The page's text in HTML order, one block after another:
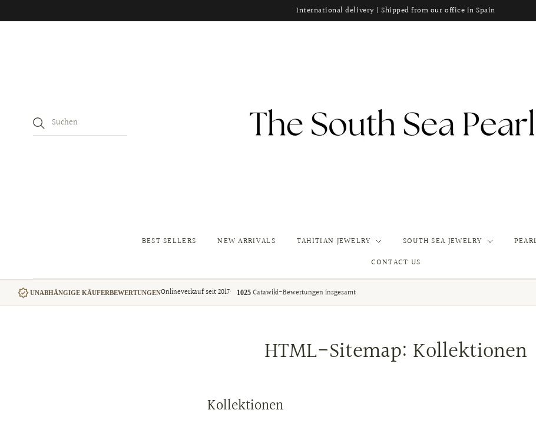
International delivery | Shipped from our office in Spain
BEST SELLERS NEW ARRIVALS TAHITIAN JEWELRY SOUTH SEA JEWELRY
CONTACT US
UNABHÄNGIGE KÄUFERBEWERTUNGENOnlineverkauf seit 2017 1025 Catawiki-Bewertungen insgesamt
HTML-Sitemap: Kollektionen
Kollektionen